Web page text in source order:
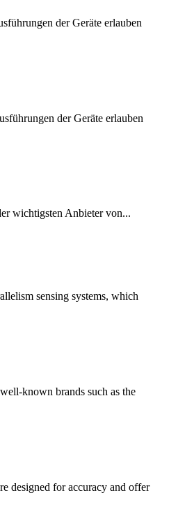
der Geräte erlauben
der Geräte erlauben
wichtigsten Anbieter von...
sensing systems, which
known brands such as the
designed for accuracy and offer